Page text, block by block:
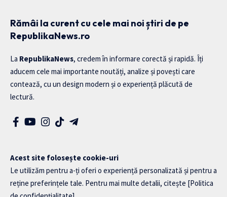
Rămâi la curent cu cele mai noi știri de pe
RepublikaNews.ro
La RepublikaNews, credem în informare corectă și rapidă. Îți
aducem cele mai importante noutăți, analize și povești care
contează, cu un design modern și o experiență plăcută de
lectură.
Acest site folosește cookie-uri
Le utilizăm pentru a-ți oferi o experiență personalizată și pentru a
reține preferințele tale. Pentru mai multe detalii, citește [Politica